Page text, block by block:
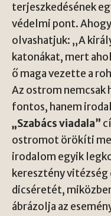
terjeszkedésének
védelmi pont.
olvashatjuk: „A
katonákat, mert
ő maga vezette a
Az ostrom
fontos, hanem
„Szabács viadala”
ostromot örökíti
irodalom egyik
keresztény vitézség
dicséretét,
ábrázolja az